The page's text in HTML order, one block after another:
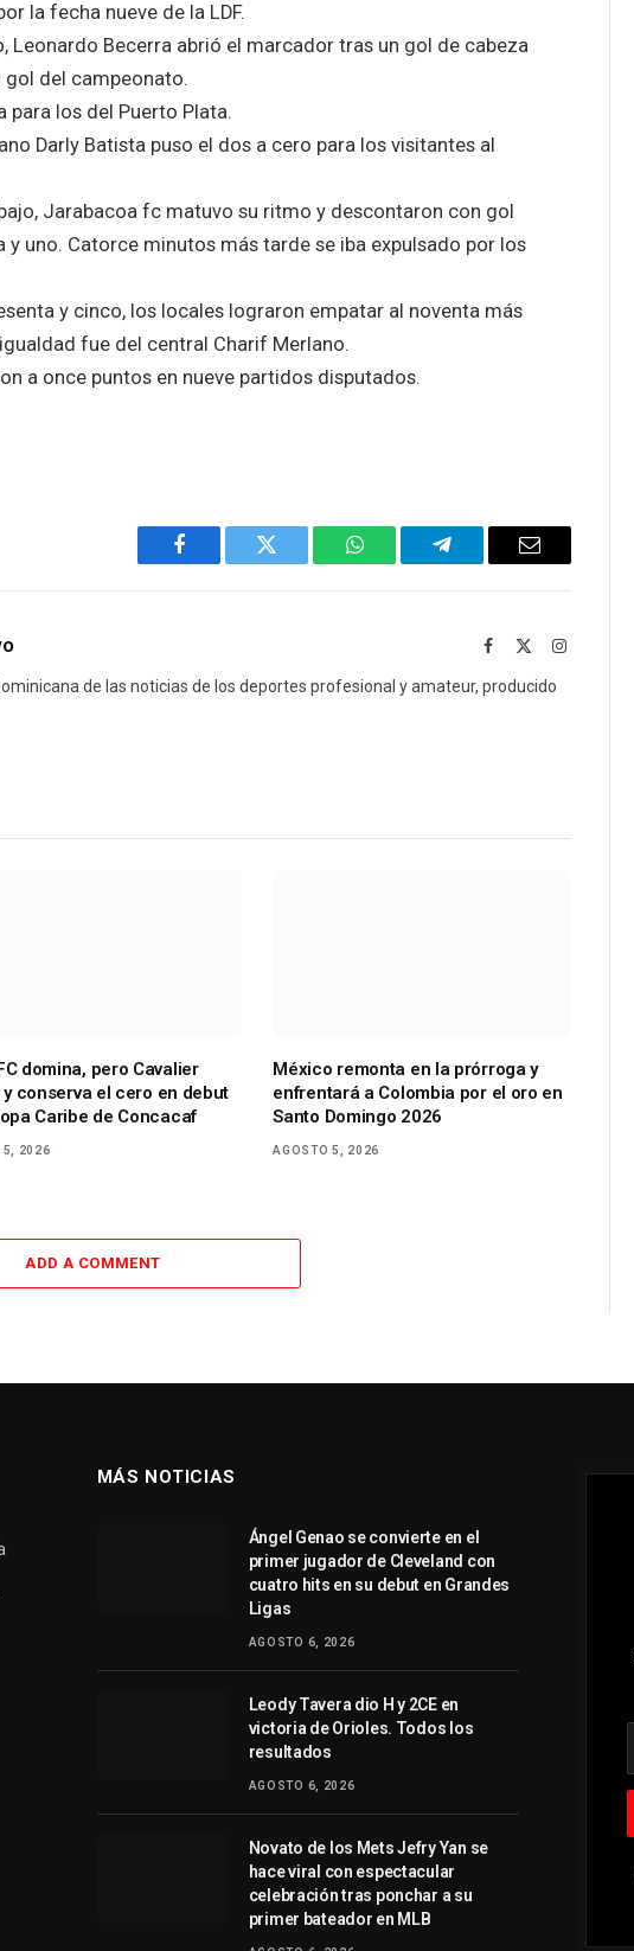
la fecha nueve de la LDF.
Leonardo Becerra abrió el marcador tras un gol de cabeza
gol del campeonato.
para los del Puerto Plata.
Darly Batista puso el dos a cero para los visitantes al
Jarabacoa fc matuvo su ritmo y descontaron con gol
uno. Catorce minutos más tarde se iba expulsado por los
y cinco, los locales lograron empatar al noventa más
fue del central Charif Merlano.
a once puntos en nueve partidos disputados.
Facebook Twitter WhatsAppTelegram Email
Facebook Instagram
de las noticias de los deportes profesional y amateur, producido
domina, pero Cavalier
conserva el cero en debut
Caribe de Concacaf
5, 2026
México remonta en la prórroga y
enfrentará a Colombia por el oro en
Santo Domingo 2026
AGOSTO 5, 2026
ADD A COMMENT
MÁS NOTICIAS
Ángel Genao se convierte en el
primer jugador de Cleveland con
cuatro hits en su debut en Grandes
Ligas
AGOSTO 6, 2026
Leody Tavera dio H y 2CE en
victoria de Orioles. Todos los
resultados
AGOSTO 6, 2026
Novato de los Mets Jefry Yan se
hace viral con espectacular
celebración tras ponchar a su
primer bateador en MLB